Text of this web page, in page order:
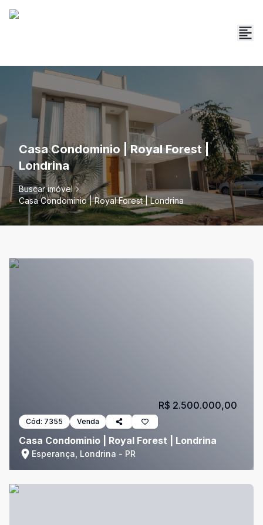
Casa Condominio | Royal Forest |
Londrina
Buscar imóvel
Casa Condominio | Royal Forest | Londrina
Cód: 7355 Venda
Casa Condominio | Royal Forest | Londrina
Esperança, Londrina - PR
R$ 2.500.000,00